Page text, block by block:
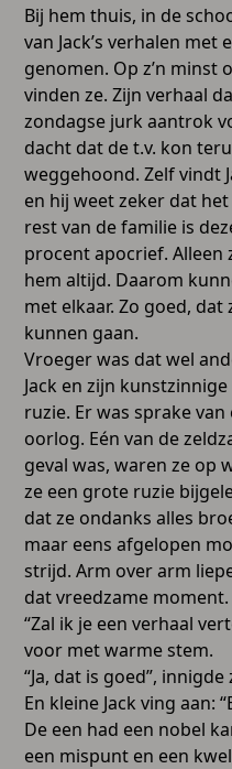
Bij hem thuis, in de
van Jack’s verhalen
genomen. Op z’n
vinden ze. Zijn verhaal
zondagse jurk aantrok
dacht dat de t.v. kon
weggehoond. Zelf vindt
en hij weet zeker dat
rest van de familie is
procent apocrief.
hem altijd. Daarom
met elkaar. Zo goed,
kunnen gaan.
Vroeger was dat wel
Jack en zijn
ruzie. Er was sprake
oorlog. Eén van de
geval was, waren ze op
ze een grote ruzie
dat ze ondanks alles
maar eens afgelopen
strijd. Arm over arm
dat vreedzame moment.
“Zal ik je een verhaal
voor met warme stem.
“Ja, dat is goed”,
En kleine Jack ving aan:
De een had een nobel
een mispunt en een